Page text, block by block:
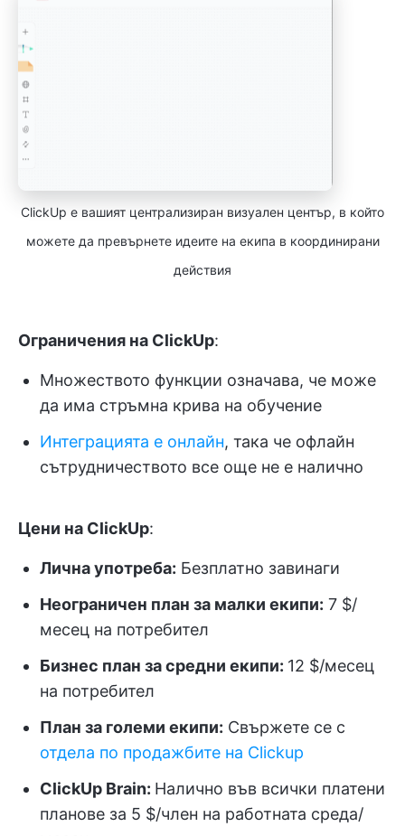
ClickUp е вашият централизиран визуален център, в който
можете да превърнете идеите на екипа в координирани
действия
Ограничения на ClickUp:
Множеството функции означава, че може
да има стръмна крива на обучение
Интеграцията е онлайн, така че офлайн
сътрудничеството все още не е налично
Цени на ClickUp:
Лична употреба: Безплатно завинаги
Неограничен план за малки екипи: 7 $/
месец на потребител
Бизнес план за средни екипи: 12 $/месец
на потребител
План за големи екипи: Свържете се с
отдела по продажбите на Clickup
ClickUp Brain: Налично във всички платени
планове за 5 $/член на работната среда/